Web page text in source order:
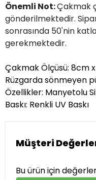
Önemli Not:Çakmak
gönderilmektedir.
sonrasında 50'nin
gerekmektedir.
Çakmak Ölçüsü: 8cm
Rüzgarda sönmeyen
Özellikler: Manyetolu
Baskı: Renkli UV Baskı
Müşteri
Bu ürün için